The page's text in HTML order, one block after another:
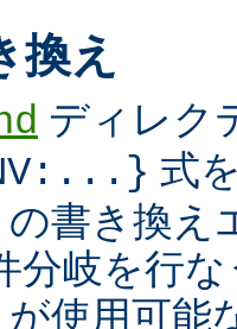
換え
ディレク
式
の書き換え
分岐を行
が使用可能